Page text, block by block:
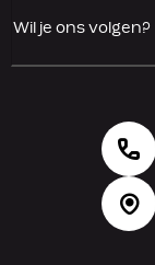
Wil je ons volgen?